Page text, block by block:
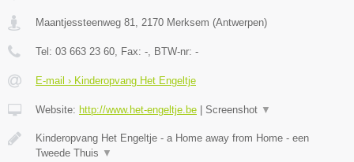
Maantjessteenweg 81, 2170 Merksem (Antwerpen)
Tel: 03 663 23 60, Fax: -, BTW-nr: -
E-mail › Kinderopvang Het Engeltje
Website: http://www.het-engeltje.be Screenshot ▼
Kinderopvang Het Engeltje - a Home away from Home - een
Tweede Thuis ▼